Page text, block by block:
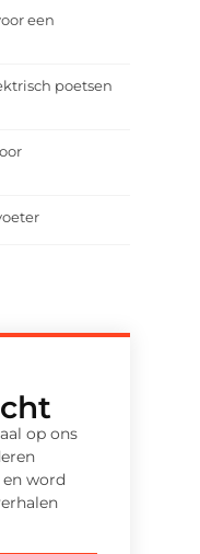
een
poetsen
op ons
word